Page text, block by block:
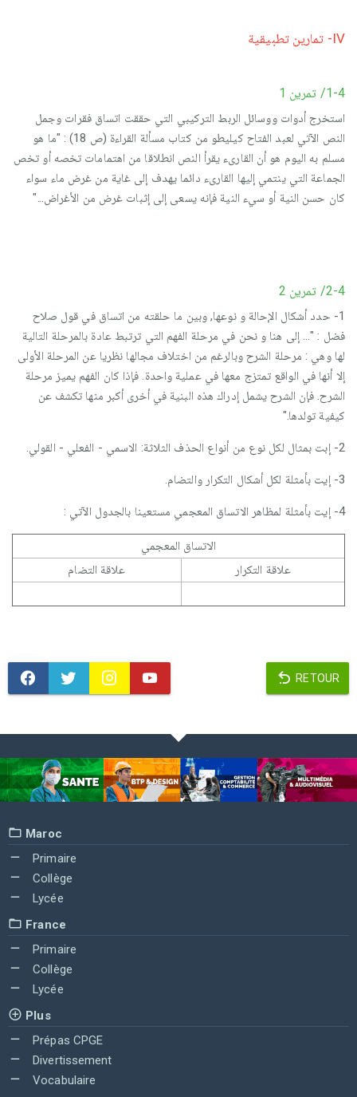
IV- تمارين تطبيقية
1-4/ تمرين 1
استخرج أدوات ووسائل الربط التركيبي التي حققت اتساق فقرات وجمل
النص الآتي لعبد الفتاح كيليطو من كتاب مسألة القراءة (ص 18) : "ما هو
مسلم به اليوم هو أن القارىء يقرأ النص انطلاقا من اهتمامات تخصه أو تخص
الجماعة التي ينتمي إليها القارىء دائما يهدف إلى غاية من غرض ماء سواء
كان حسن النية أو سيء النية فإنه يسعى إلى إثبات غرض من الأغراض..."
2-4/ تمرين 2
1- حدد أشكال الإحالة و نوعها, وبين ما حلقته من اتساق في قول صلاح
فضل : "... إلى هنا و نحن في مرحلة الفهم التي ترتبط عادة بالمرحلة التالية
لها وهي : مرحلة الشرح وبالرغم من اختلاف مجالها نظريا عن المرحلة الأولى
إلا أنها في الواقع تمتزج معها في عملية واحدة. فإذا كان الفهم يميز مرحلة
الشرح. فإن الشرح يشمل إدراك هذه البنية في أخرى أكبر منها تكشف عن
كيفية تولدها."
2- إبت بمثال لكل نوع من أنواع الحذف الثلاثة: الاسمي - الفعلي - القولي.
3- إيت بأمثلة لكل أشكال التكرار والتضام.
4- إيت بأمثلة لمظاهر الاتساق المعجمي مستعينا بالجدول الآتي :
الاتساق المعجمي
علاقة التكرار
علاقة التضام
RETOUR
Maroc
Primaire
Collège
Lycée
France
Primaire
Collège
Lycée
Plus
Prépas CPGE
Divertissement
Vocabulaire